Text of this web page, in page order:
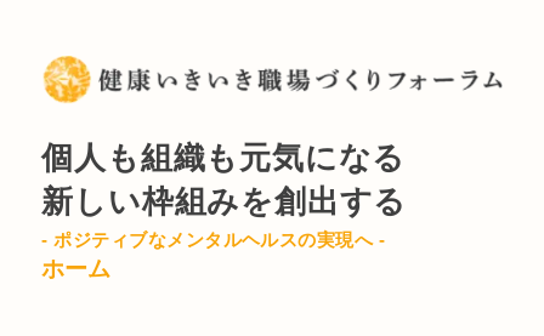
個人も組織も元気になる
新しい枠組みを創出する
- ポジティブなメンタルヘルスの実現へ -
ホーム